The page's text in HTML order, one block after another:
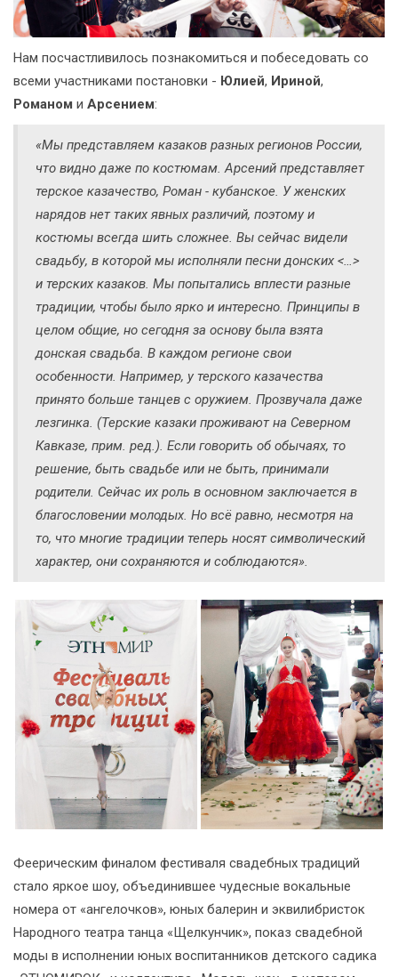
Нам посчастливилось познакомиться и побеседовать со
всеми участниками постановки - Юлией, Ириной,
Романом и Арсением:
«Мы представляем казаков разных регионов России,
что видно даже по костюмам. Арсений представляет
терское казачество, Роман - кубанское. У женских
нарядов нет таких явных различий, поэтому и
костюмы всегда шить сложнее. Вы сейчас видели
свадьбу, в которой мы исполняли песни донских <…>
и терских казаков. Мы попытались вплести разные
традиции, чтобы было ярко и интересно. Принципы в
целом общие, но сегодня за основу была взята
донская свадьба. В каждом регионе свои
особенности. Например, у терского казачества
принято больше танцев с оружием. Прозвучала даже
лезгинка. (Терские казаки проживают на Северном
Кавказе, прим. ред.). Если говорить об обычаях, то
решение, быть свадьбе или не быть, принимали
родители. Сейчас их роль в основном заключается в
благословении молодых. Но всё равно, несмотря на
то, что многие традиции теперь носят символический
характер, они сохраняются и соблюдаются».
Феерическим финалом фестиваля свадебных традиций
стало яркое шоу, объединившее чудесные вокальные
номера от «ангелочков», юных балерин и эквилибристок
Народного театра танца «Щелкунчик», показ свадебной
моды в исполнении юных воспитанников детского садика